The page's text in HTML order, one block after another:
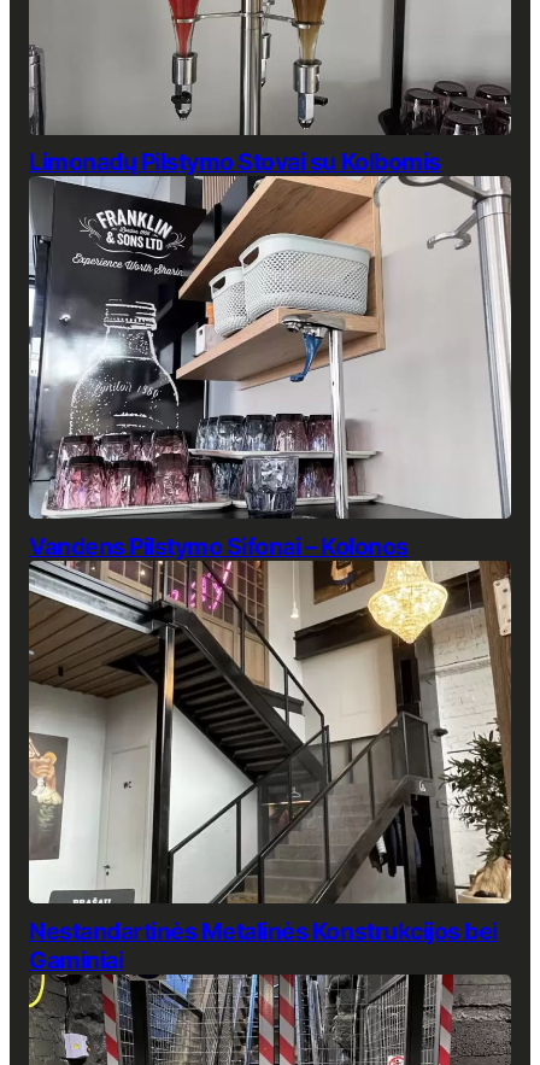
Limonadų Pilstymo Stovai su Kolbomis
Vandens Pilstymo Sifonai – Kolonos
Nestandartinės Metalinės Konstrukcijos bei
Gaminiai